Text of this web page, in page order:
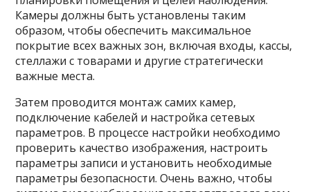
Камеры должны быть установлены таким
образом, чтобы обеспечить максимальное
покрытие всех важных зон, включая входы, кассы,
стеллажи с товарами и другие стратегически
важные места.
Затем проводится монтаж самих камер,
подключение кабелей и настройка сетевых
параметров. В процессе настройки необходимо
проверить качество изображения, настроить
параметры записи и установить необходимые
параметры безопасности. Очень важно, чтобы